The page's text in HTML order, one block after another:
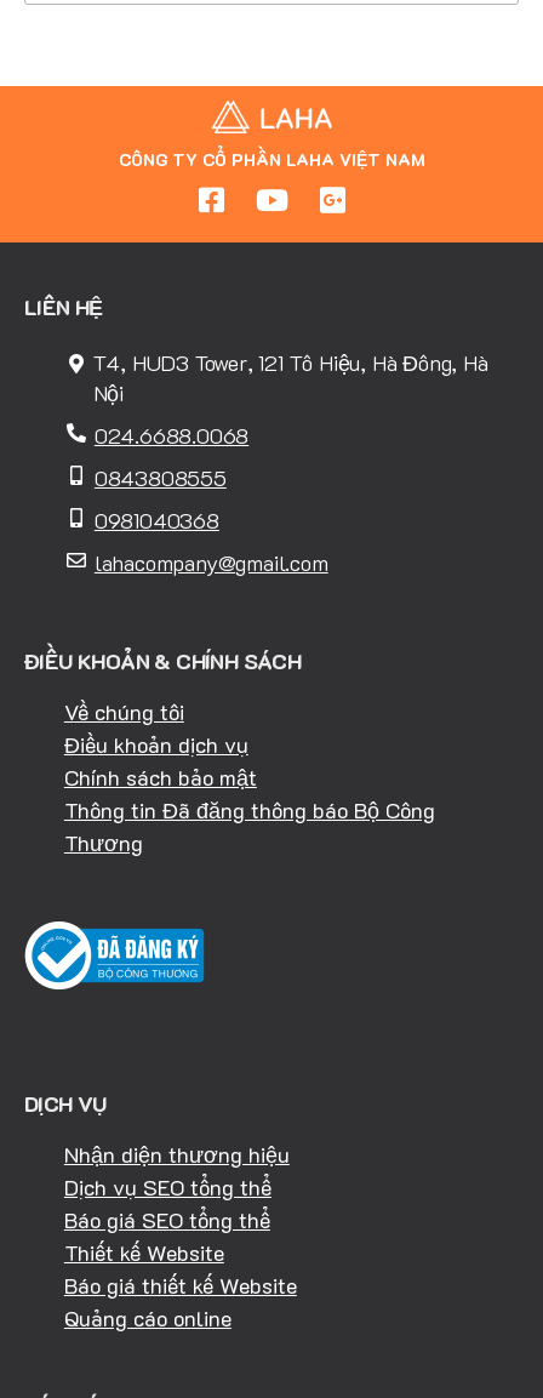
CÔNG TY CỔ PHẦN LAHA VIỆT NAM
LIÊN HỆ
T4, HUD3 Tower, 121 Tô Hiệu, Hà Đông, Hà
Nội
024.6688.0068
0843808555
0981040368
lahacompany@gmail.com
ĐIỀU KHOẢN & CHÍNH SÁCH
Về chúng tôi
Điều khoản dịch vụ
Chính sách bảo mật
Thông tin Đã đăng thông báo Bộ Công
Thương
DỊCH VỤ
Nhận diện thương hiệu
Dịch vụ SEO tổng thể
Báo giá SEO tổng thể
Thiết kế Website
Báo giá thiết kế Website
Quảng cáo online